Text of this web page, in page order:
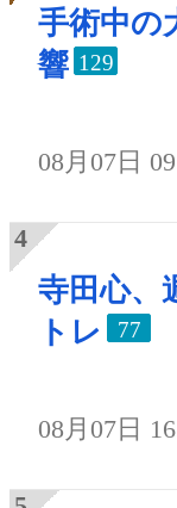
手術中の
響 129
08月07日
寺田心、
トレ
77
08月07日